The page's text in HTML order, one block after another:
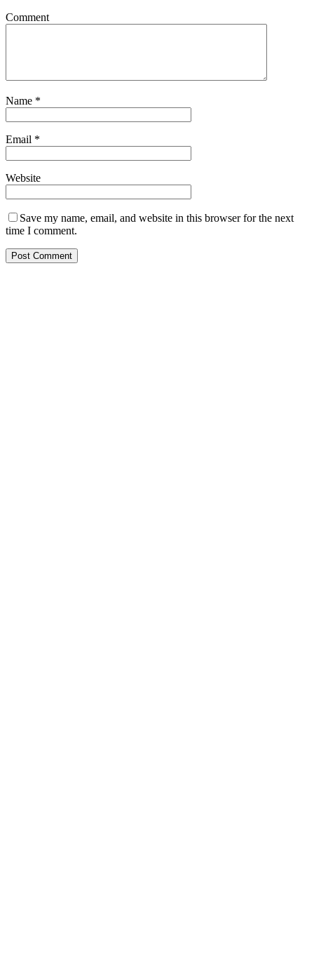
Comment
Name *
Email *
Website
Save my name, email, and website in this browser for the next
time I comment.